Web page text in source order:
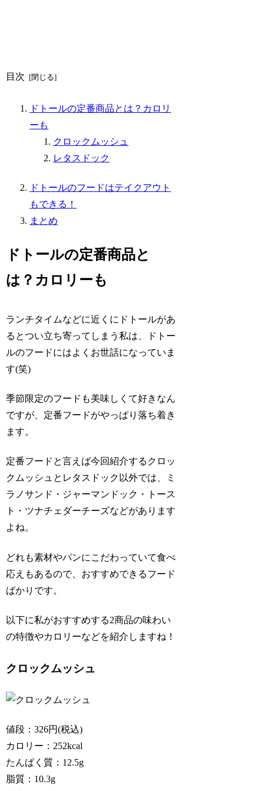
目次
ドトールの定番商品とは？カロリ
ーも
クロックムッシュ
レタスドック
ドトールのフードはテイクアウト
もできる！
まとめ
ドトールの定番商品と
は？カロリーも
ランチタイムなどに近くにドトールがあ
るとつい立ち寄ってしまう私は、ドトー
ルのフードにはよくお世話になっていま
す(笑)
季節限定のフードも美味しくて好きなん
ですが、定番フードがやっぱり落ち着き
ます。
定番フードと言えば今回紹介するクロッ
クムッシュとレタスドック以外では、ミ
ラノサンド・ジャーマンドック・トース
ト・ツナチェダーチーズなどがあります
よね。
どれも素材やパンにこだわっていて食べ
応えもあるので、おすすめできるフード
ばかりです。
以下に私がおすすめする2商品の味わい
の特徴やカロリーなどを紹介しますね！
クロックムッシュ
値段：326円(税込)
カロリー：252kcal
たんぱく質：12.5g
脂質：10.3g